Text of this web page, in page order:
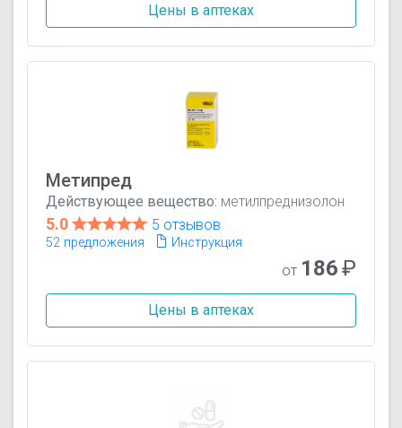
Цены в аптеках
Метипред
Действующее вещество: метилпреднизолон
5.0 5 отзывов
52 предложения Инструкция
от 186₽
Цены в аптеках